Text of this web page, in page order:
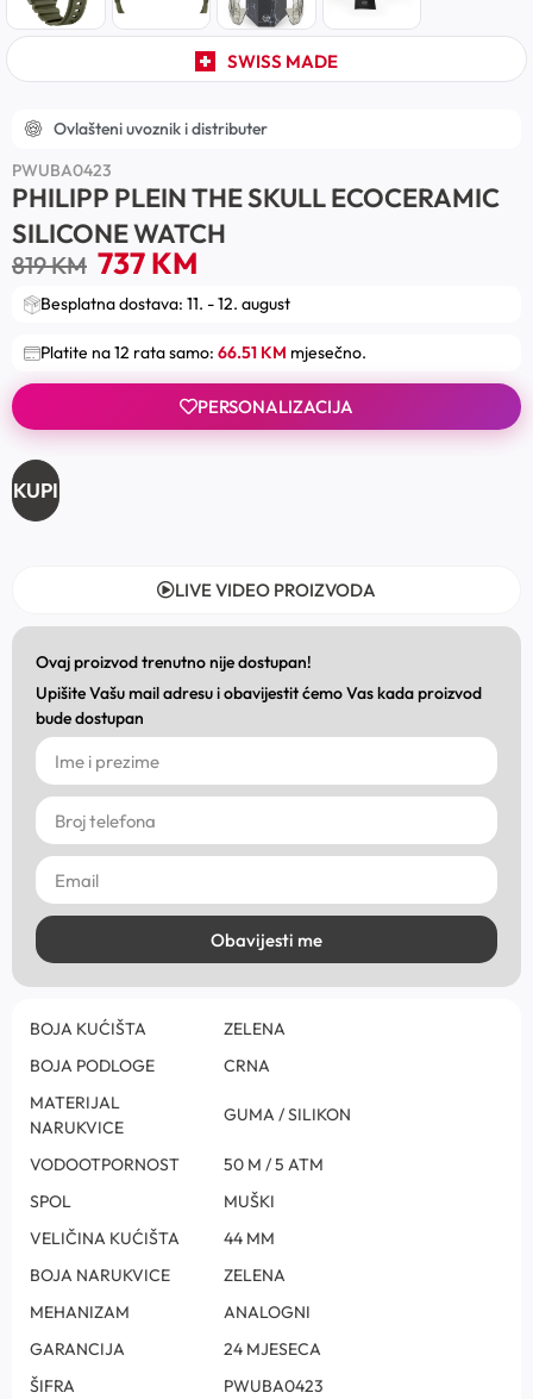
SWISS MADE
Ovlašteni uvoznik i distributer
PWUBA0423
PHILIPP PLEIN THE SKULL ECOCERAMIC
SILICONE WATCH
819KM 737KM
Besplatna dostava: 11. - 12. august
Platite na 12 rata samo: 66.51 KM mjesečno.
PERSONALIZACIJA
KUPI
LIVE VIDEO PROIZVODA
Ovaj proizvod trenutno nije dostupan!
Upišite Vašu mail adresu i obavijestit ćemo Vas kada proizvod
bude dostupan
Obavijesti me
BOJA KUĆIŠTA
ZELENA
BOJA PODLOGE
CRNA
MATERIJAL
NARUKVICE
GUMA / SILIKON
VODOOTPORNOST
50 M / 5 ATM
SPOL
MUŠKI
VELIČINA KUĆIŠTA
44 MM
BOJA NARUKVICE
ZELENA
MEHANIZAM
ANALOGNI
GARANCIJA
24 MJESECA
ŠIFRA
PWUBA0423